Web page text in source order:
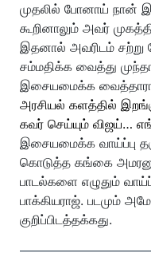
முதலில் போனாய் நான்
கூறினாலும் அவர்
இதனால் அவரிடம் சற்று
சம்மதிக்க வைத்து
இசையமைக்க
அரசியல் களத்தில்
கவர் செய்யும் விஜய்…
இசையமைக்க வாய்ப்பு
கொடுத்த கங்கை
பாடல்களை எழுதும்
பாக்கியராஜ். படமும்
குறிப்பிடத்தக்கது.